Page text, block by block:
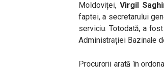
Moldoviței,Virgil
faptei, a secretarului
serviciu. Totodată, a
Administrației Bazinale
Procurorii arată în